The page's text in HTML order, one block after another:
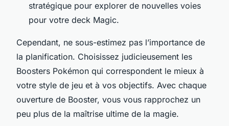
stratégique pour explorer de nouvelles voies
pour votre deck Magic.
Cependant, ne sous-estimez pas l’importance de
la planification. Choisissez judicieusement les
Boosters Pokémon qui correspondent le mieux à
votre style de jeu et à vos objectifs. Avec chaque
ouverture de Booster, vous vous rapprochez un
peu plus de la maîtrise ultime de la magie.